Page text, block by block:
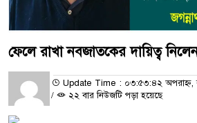
ফেলে রাখা নবজাতকের দায়িত্ব
Update Time : ০৩:৫৩:৪২ অপরাহ্ন,
/
২২ বার নিউজটি পড়া হয়েছে